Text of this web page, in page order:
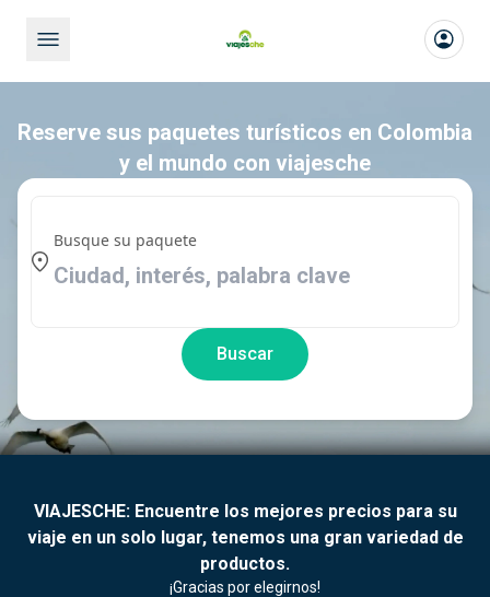
Reserve sus paquetes turísticos en Colombia
y el mundo con viajesche
Busque su paquete
Buscar
VIAJESCHE: Encuentre los mejores precios para su
viaje en un solo lugar, tenemos una gran variedad de
productos.
¡Gracias por elegirnos!